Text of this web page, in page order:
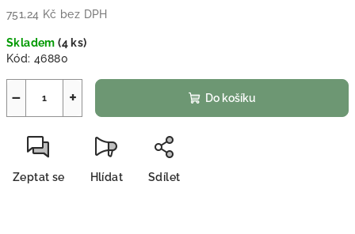
751,24 Kč bez DPH
Skladem(4 ks)
Kód: 46880
+
− Do košíku
Zeptat se Hlídat Sdílet